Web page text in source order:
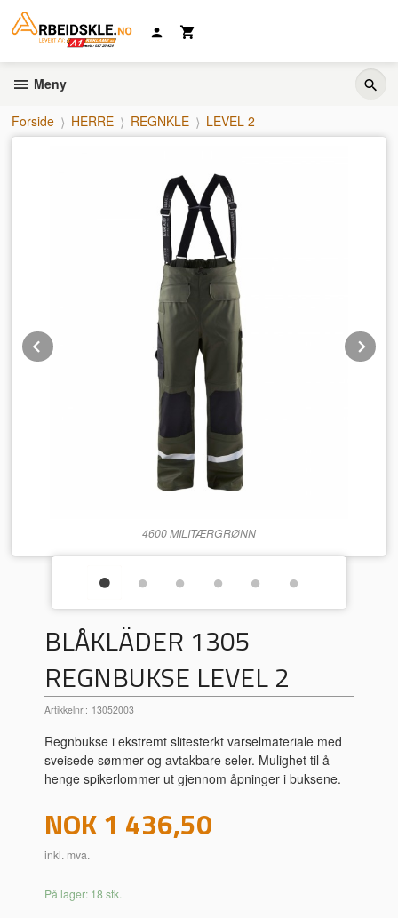
innholdet
Meny
Forside HERRE REGNKLE LEVEL 2
4600 MILITÆRGRØNN
Prev
BLÅKLÄDER 1305
REGNBUKSE LEVEL 2
Artikkelnr.: 13052003
Regnbukse i ekstremt slitesterkt varselmateriale med
sveisede sømmer og avtakbare seler. Mulighet til å
henge spikerlommer ut gjennom åpninger i buksene.
Pris
NOK1 436,50
inkl. mva.
På lager: 18 stk.